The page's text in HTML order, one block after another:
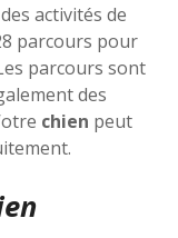
activités de
parcours pour
parcours sont
des
chien peut